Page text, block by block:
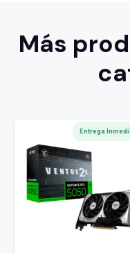
Más
Entrega